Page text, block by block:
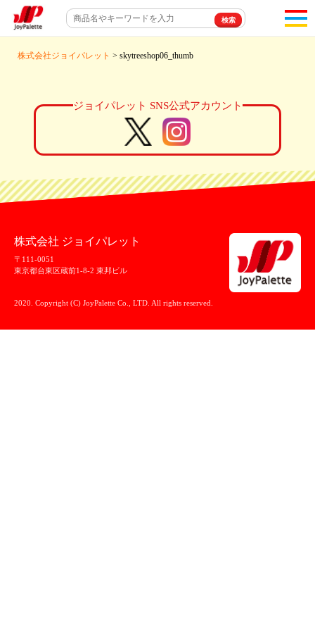
株式会社ジョイパレット > skytreeshop06_thumb
ジョイパレット SNS公式アカウント
株式会社 ジョイパレット
〒111-0051
東京都台東区蔵前1-8-2 東邦ビル
2020. Copyright (C) JoyPalette Co., LTD. All rights reserved.